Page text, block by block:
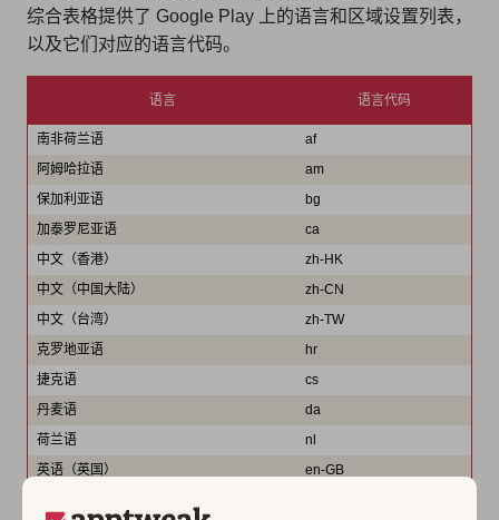
综合表格提供了 Google Play 上的语言和区域设置列表，
以及它们对应的语言代码。
语言 语言代码
南非荷兰语
af
阿姆哈拉语
am
保加利亚语
bg
加泰罗尼亚语
ca
中文（香港）
zh-HK
中文（中国大陆）
zh-CN
中文（台湾）
zh-TW
克罗地亚语
hr
捷克语
cs
丹麦语
da
荷兰语
nl
英语（英国）
en-GB